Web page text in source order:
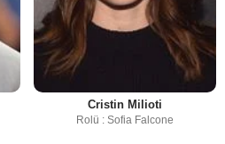
Cristin Milioti
Rolü : Sofia Falcone